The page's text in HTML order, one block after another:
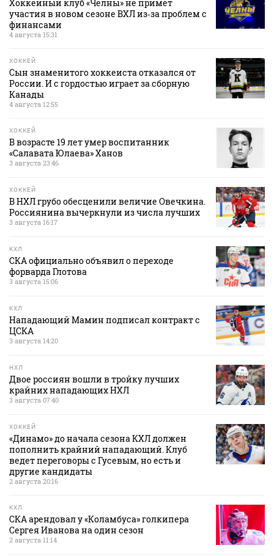
Хоккейный клуб «Челны» не примет
участия в новом сезоне ВХЛ из‑за проблем с
финансами
4 августа 15:31
ХОККЕЙ
Сын знаменитого хоккеиста отказался от
России. И с гордостью играет за сборную
Канады
4 августа 12:55
ХОККЕЙ
В возрасте 19 лет умер воспитанник
«Салавата Юлаева» Ханов
3 августа 23:46
ХОККЕЙ
В НХЛ грубо обесценили величие Овечкина.
Россиянина вычеркнули из числа лучших
3 августа 16:17
КХЛ
СКА официально объявил о переходе
форварда Глотова
3 августа 15:06
КХЛ
Нападающий Мамин подписал контракт с
ЦСКА
3 августа 14:20
НХЛ
Двое россиян вошли в тройку лучших
крайних нападающих НХЛ
3 августа 07:40
ХОККЕЙ
«Динамо» до начала сезона КХЛ должен
пополнить крайний нападающий. Клуб
ведет переговоры с Гусевым, но есть и
другие кандидаты
2 августа 20:16
КХЛ
СКА арендовал у «Коламбуса» голкипера
Сергея Иванова на один сезон
2 августа 11:14